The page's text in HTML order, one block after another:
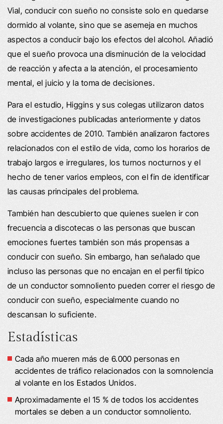
Vial, conducir con sueño no consiste solo en quedarse
dormido al volante, sino que se asemeja en muchos
aspectos a conducir bajo los efectos del alcohol. Añadió
que el sueño provoca una disminución de la velocidad
de reacción y afecta a la atención, el procesamiento
mental, el juicio y la toma de decisiones.
Para el estudio, Higgins y sus colegas utilizaron datos
de investigaciones publicadas anteriormente y datos
sobre accidentes de 2010. También analizaron factores
relacionados con el estilo de vida, como los horarios de
trabajo largos e irregulares, los turnos nocturnos y el
hecho de tener varios empleos, con el fin de identificar
las causas principales del problema.
También han descubierto que quienes suelen ir con
frecuencia a discotecas o las personas que buscan
emociones fuertes también son más propensas a
conducir con sueño. Sin embargo, han señalado que
incluso las personas que no encajan en el perfil típico
de un conductor somnoliento pueden correr el riesgo de
conducir con sueño, especialmente cuando no
descansan lo suficiente.
Estadísticas
Cada año mueren más de 6.000 personas en
accidentes de tráfico relacionados con la somnolencia
al volante en los Estados Unidos.
Aproximadamente el 15 % de todos los accidentes
mortales se deben a un conductor somnoliento.